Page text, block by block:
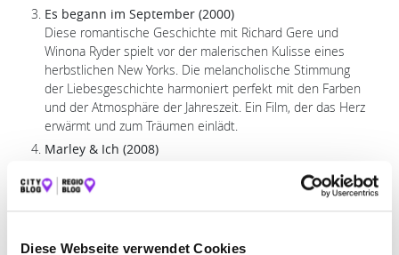
Diese Webseite verwendet Cookies
Es begann im September (2000)
Diese romantische Geschichte mit Richard Gere und
Winona Ryder spielt vor der malerischen Kulisse eines
herbstlichen New Yorks. Die melancholische Stimmung
der Liebesgeschichte harmoniert perfekt mit den Farben
und der Atmosphäre der Jahreszeit. Ein Film, der das Herz
erwärmt und zum Träumen einlädt.
Marley & Ich (2008)
chaotischen Hundes Marley begleitet die Familie durch
Er berührt das Herz – Taschentücher bereithalten!